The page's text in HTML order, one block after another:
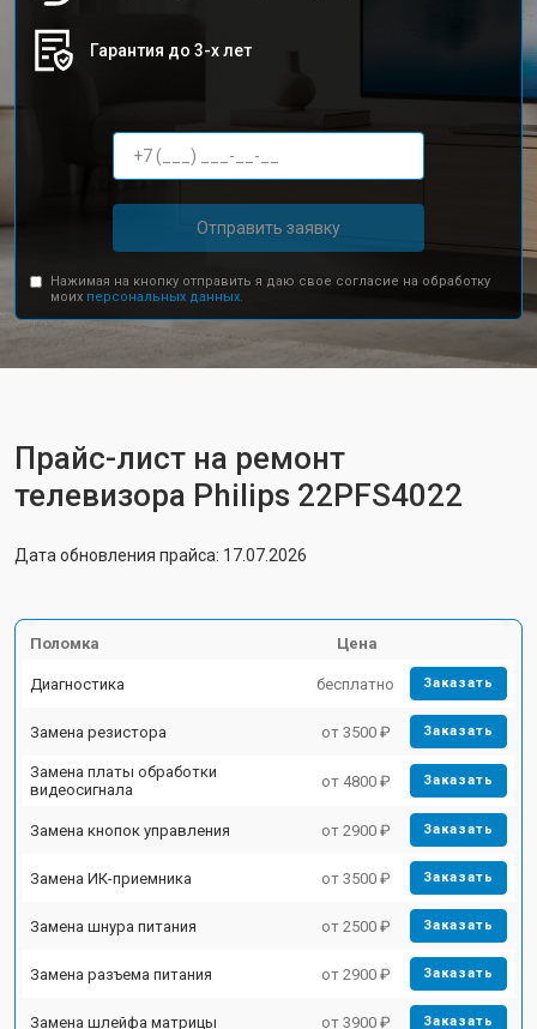
Гарантия до 3-х лет
Отправить заявку
Нажимая на кнопку отправить я даю свое согласие на обработку
моих персональных данных.
Прайс-лист на ремонт
телевизора Philips 22PFS4022
Дата обновления прайса: 17.07.2026
Поломка Цена
Диагностика бесплатно Заказать
Замена резистора от 3500 ₽ Заказать
Замена платы обработки
видеосигнала
от 4800 ₽ Заказать
Замена кнопок управления от 2900 ₽ Заказать
Замена ИК-приемника от 3500 ₽ Заказать
Замена шнура питания от 2500 ₽ Заказать
Замена разъема питания от 2900 ₽ Заказать
Замена шлейфа матрицы от 3900 ₽ Заказать